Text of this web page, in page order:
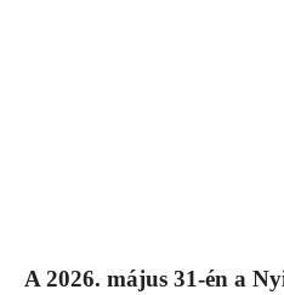
A 2026. május 31-én a